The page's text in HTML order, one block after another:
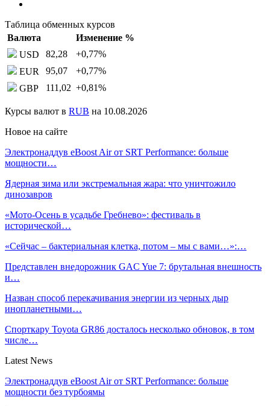
Таблица обменных курсов
Валюта
Изменение %
USD
82,28 +0,77%
EUR
95,07 +0,77%
GBP
111,02 +0,81%
Курсы валют в RUB на 10.08.2026
Новое на сайте
Электронаддув eBoost Air от SRT Performance: больше
мощности…
Ядерная зима или экстремальная жара: что уничтожило
динозавров
«Мото-Осень в усадьбе Гребнево»: фестиваль в
исторической…
«Сейчас – бактериальная клетка, потом – мы с вами…»:…
Представлен внедорожник GAC Yue 7: брутальная внешность
и…
Назван способ перекачивания энергии из черных дыр
инопланетными…
Спорткару Toyota GR86 досталось несколько обновок, в том
числе…
Latest News
Электронаддув eBoost Air от SRT Performance: больше
мощности без турбоямы